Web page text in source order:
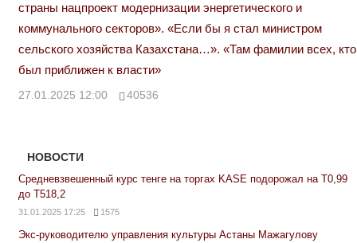
страны нацпроект модернизации энергетического и
коммунального секторов». «Если бы я стал министром
сельского хозяйства Казахстана…». «Там фамилии всех, кто
был приближен к власти»
27.01.2025 12:00 40536
НОВОСТИ
Средневзвешенный курс тенге на торгах KASE подорожал на Т0,99
до Т518,2
31.01.2025 17:25 1575
Экс-руководителю управления культуры Астаны Мажагулову